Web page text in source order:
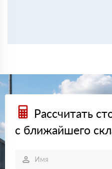
Рассчитать
с ближайшего